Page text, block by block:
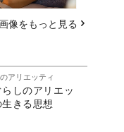
像をもっと見る
アリエッティ
らしのアリエッ
きる思想